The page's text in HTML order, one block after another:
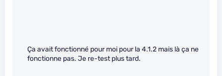
Ça avait fonctionné pour moi pour la 4.1.2 mais là ça ne
fonctionne pas. Je re-test plus tard.